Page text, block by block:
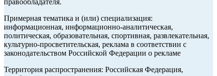
правообладателя.
Примерная тематика и (или) специализация:
информационная, информационно-аналитическая,
политическая, образовательная, спортивная, развлекательная,
культурно-просветительская, реклама в соответствии с
законодательством Российской Федерации о рекламе
Территория распространения: Российская Федерация,